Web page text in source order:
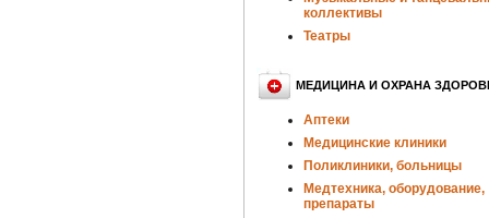
коллективы
Театры
МЕДИЦИНА И ОХРАНА
Аптеки
Медицинские клиники
Поликлиники, больницы
Медтехника, оборудование,
препараты